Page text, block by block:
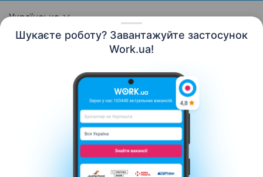
Шукаєте роботу? Завантажуйте застосунок
Work.ua!
Українська
Контакти Про нас
Кар’єра
Новини Work.ua
Допомога Умови використання
Роботодавцю